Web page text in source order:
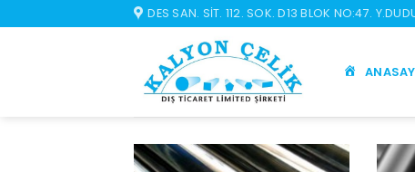
atla
DES SAN. SIT. 112. SOK. D13 BLOK NO:47.